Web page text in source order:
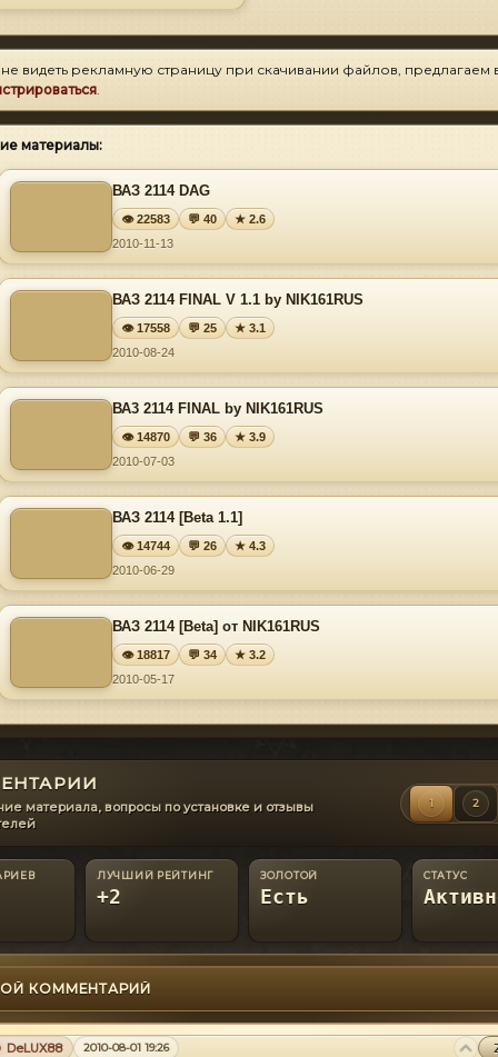
видеть рекламную страницу при скачивании файлов, предлагаем
.
материалы:
ВАЗ 2114 DAG
👁 22583 💬 40
★ 2.6
2010-11-13
ВАЗ 2114 FINAL V 1.1 by NIK161RUS
👁 17558 💬 25
★ 3.1
2010-08-24
ВА3 2114 FINAL by NIK161RUS
👁 14870 💬 36
★ 3.9
2010-07-03
ВАЗ 2114 [Beta 1.1]
👁 14744 💬 26
★ 4.3
2010-06-29
ВАЗ 2114 [Beta] от NIK161RUS
👁 18817 💬 34
★ 3.2
2010-05-17
материала, вопросы по установке и отзывы
1 2
ЛУЧШИЙ РЕЙТИНГ
+2
ЗОЛОТОЙ
Есть
СТАТУС
КОММЕНТАРИЙ
DeLUX88 2010-08-01 19:26